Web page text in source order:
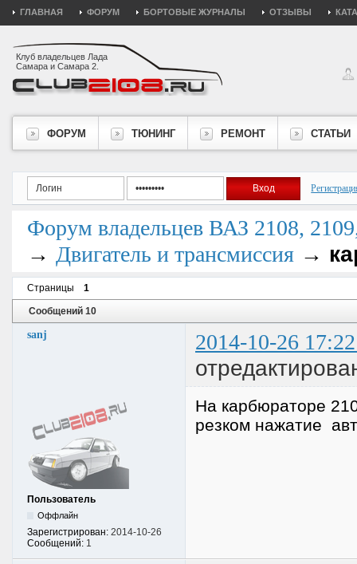
ГЛАВНАЯ ФОРУМ БОРТОВЫЕ ЖУРНАЛЫ ОТЗЫВЫ
Клуб владельцев Лада
Самара и Самара 2.
ФОРУМ ТЮНИНГ РЕМОНТ СТАТЬИ
Форум владельцев ВАЗ 2108,
→ Двигатель и трансмиссия →
Страницы 1
Сообщений 10
sanj 2014-10-26
Пользователь
Оффлайн
Зарегистрирован: 2014-10-26
Сообщений: 1
На карбюраторе
резком нажатие